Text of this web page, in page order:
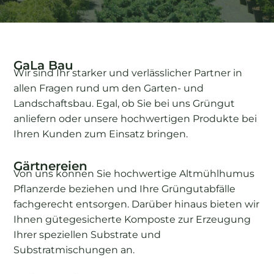
GaLa Bau
Wir sind Ihr starker und verlässlicher Partner in
allen Fragen rund um den Garten- und
Landschaftsbau. Egal, ob Sie bei uns Grüngut
anliefern oder unsere hochwertigen Produkte bei
Ihren Kunden zum Einsatz bringen.
Gärtnereien
Von uns können Sie hochwertige Altmühlhumus
Pflanzerde beziehen und Ihre Grüngutabfälle
fachgerecht entsorgen. Darüber hinaus bieten wir
Ihnen gütegesicherte Komposte zur Erzeugung
Ihrer speziellen Substrate und
Substratmischungen an.